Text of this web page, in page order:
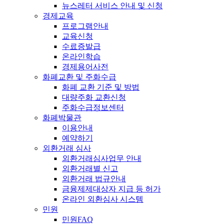
뉴스레터 서비스 안내 및 신청
경제교육
프로그램안내
교육신청
수료증발급
온라인학습
경제용어사전
화폐교환 및 주화수급
화폐 교환 기준 및 방법
대량주화 교환신청
주화수급정보센터
화폐박물관
이용안내
예약하기
외환거래 심사
외환거래심사업무 안내
외환거래별 신고
외환거래 법규안내
금융제제대상자 지급 등 허가
온라인 외환심사 시스템
민원
민원FAQ